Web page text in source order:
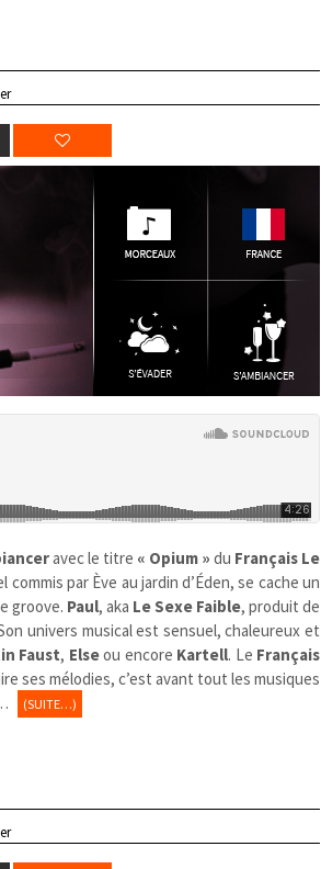
avec le titre « Opium » du Français Le
par Ève au jardin d’Éden, se cache un
groove. Paul, aka Le Sexe Faible, produit de
univers musical est sensuel, chaleureux et
Faust, Elseou encore Kartell. Le Français
ses mélodies, c’est avant tout les musiques
(SUITE…)